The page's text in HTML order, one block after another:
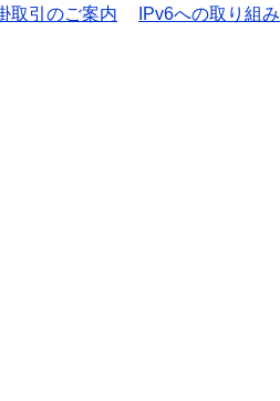
取引のご案内
IPv6への取り組み